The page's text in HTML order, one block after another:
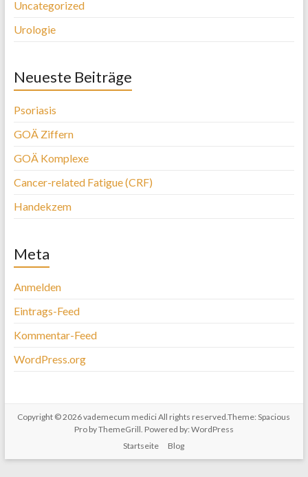
Uncategorized
Urologie
Neueste Beiträge
Psoriasis
GOÄ Ziffern
GOÄ Komplexe
Cancer-related Fatigue (CRF)
Handekzem
Meta
Anmelden
Eintrags-Feed
Kommentar-Feed
WordPress.org
Copyright © 2026vademecum mediciAll rights reserved.Theme:Spacious
Proby ThemeGrill. Powered by: WordPress
Startseite
Blog